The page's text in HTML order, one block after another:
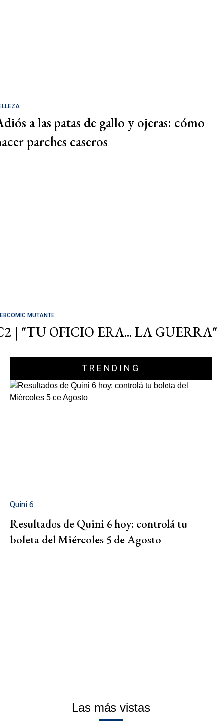
a las patas de gallo y ojeras: cómo
parches caseros
MUTANTE
| "TU OFICIO ERA... LA GUERRA"
TRENDING
Quini 6
Resultados de Quini 6 hoy: controlá tu
boleta del Miércoles 5 de Agosto
Las más vistas